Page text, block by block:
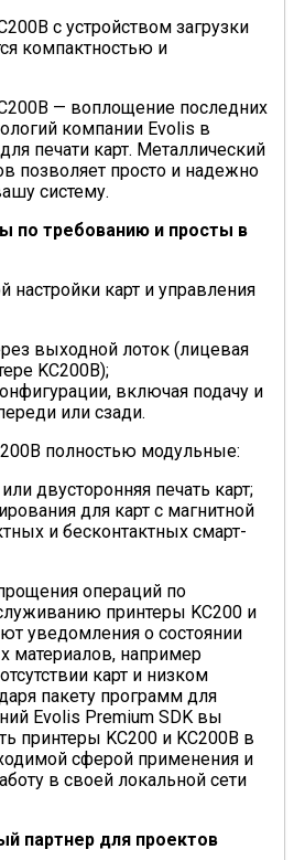
с устройством загрузки
компактностью и
— воплощение последних
компании Evolis в
печати карт. Металлический
позволяет просто и надежно
систему.
по требованию и просты в
настройки карт и управления
выходной лоток (лицевая
KC200B);
включая подачу и
или сзади.
полностью модульные:
двусторонняя печать карт;
для карт с магнитной
и бесконтактных смарт-
операций по
принтеры KC200 и
уведомления о состоянии
материалов, например
карт и низком
пакету программ для
Evolis Premium SDK вы
принтеры KC200 и KC200B в
сферой применения и
в своей локальной сети
партнер для проектов